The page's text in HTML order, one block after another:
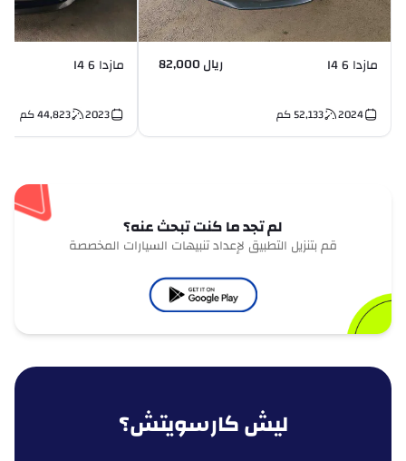
مازدا 6 I4 ريال 82,000
2024
52,133 كم
مازدا 6 I4
2023
44,823 كم
لم تجد ما كنت تبحث عنه؟
قم بتنزيل التطبيق لإعداد تنبيهات السيارات المخصصة
ليش كارسويتش؟